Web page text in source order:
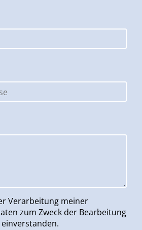
Verarbeitung meiner
zum Zweck der Bearbeitung